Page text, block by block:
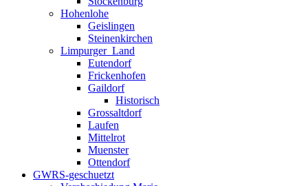
Hohenlohe
Geislingen
Steinenkirchen
Limpurger_Land
Eutendorf
Frickenhofen
Gaildorf
Historisch
Grossaltdorf
Laufen
Mittelrot
Muenster
Ottendorf
GWRS-geschuetzt